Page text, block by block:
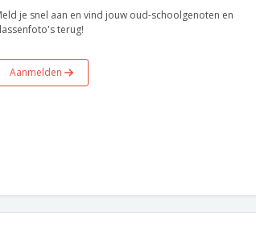
je snel aan en vind jouw oud-schoolgenoten en
terug!
Aanmelden